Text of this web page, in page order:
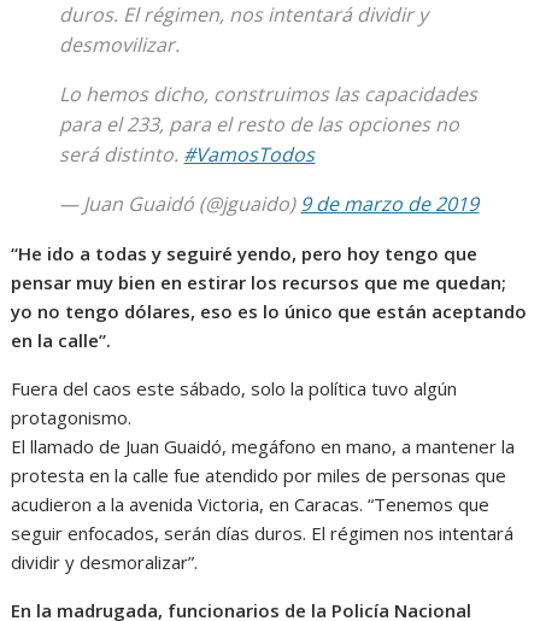
duros. El régimen, nos intentará dividir y
desmovilizar.
Lo hemos dicho, construimos las capacidades
para el 233, para el resto de las opciones no
será distinto. #VamosTodos
— Juan Guaidó (@jguaido)9 de marzo de 2019
“He ido a todas y seguiré yendo, pero hoy tengo que
pensar muy bien en estirar los recursos que me quedan;
yo no tengo dólares, eso es lo único que están aceptando
en la calle”.
Fuera del caos este sábado, solo la política tuvo algún
protagonismo.
El llamado de Juan Guaidó, megáfono en mano, a mantener la
protesta en la calle fue atendido por miles de personas que
acudieron a la avenida Victoria, en Caracas. “Tenemos que
seguir enfocados, serán días duros. El régimen nos intentará
dividir y desmoralizar”.
En la madrugada, funcionarios de la Policía Nacional